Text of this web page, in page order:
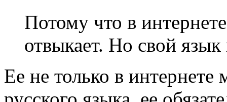
Потому что в
отвыкает. Но свой
Ее не только в